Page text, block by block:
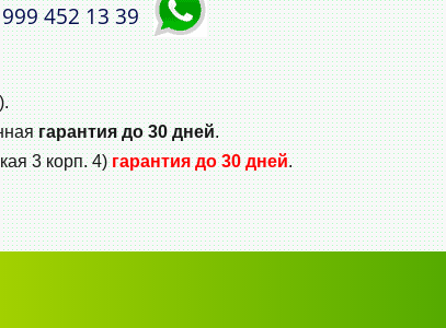
452 13 39
гарантия до 30 дней.
3 корп. 4)гарантия до 30 дней.